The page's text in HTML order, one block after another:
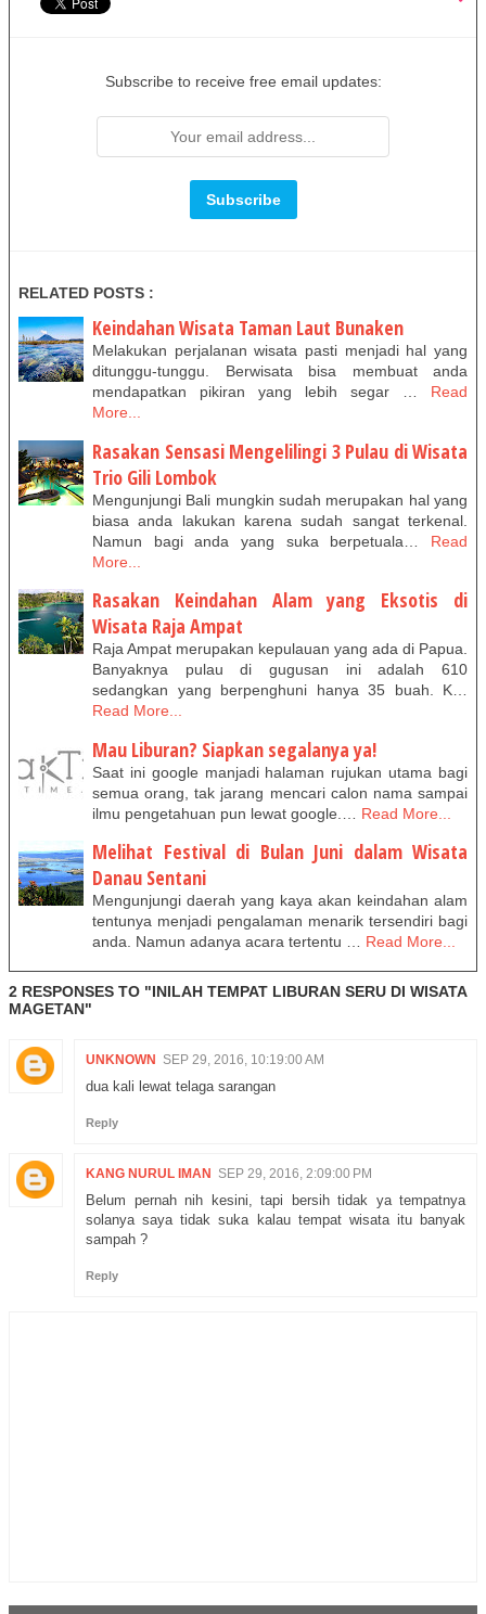
Subscribe to receive free email updates:
RELATED POSTS :
Keindahan Wisata Taman Laut Bunaken
Melakukan perjalanan wisata pasti menjadi hal yang
ditunggu-tunggu. Berwisata bisa membuat anda
mendapatkan pikiran yang lebih segar …
Read
More...
Rasakan Sensasi Mengelilingi 3 Pulau di Wisata
Trio Gili Lombok
Mengunjungi Bali mungkin sudah merupakan hal yang
biasa anda lakukan karena sudah sangat terkenal.
Namun bagi anda yang suka berpetuala…
Read
More...
Rasakan Keindahan Alam yang Eksotis di
Wisata Raja Ampat
Raja Ampat merupakan kepulauan yang ada di Papua.
Banyaknya pulau di gugusan ini adalah 610
sedangkan yang berpenghuni hanya 35 buah. K…
Read More...
Mau Liburan? Siapkan segalanya ya!
Saat ini google manjadi halaman rujukan utama bagi
semua orang, tak jarang mencari calon nama sampai
ilmu pengetahuan pun lewat google.…
Read More...
Melihat Festival di Bulan Juni dalam Wisata
Danau Sentani
Mengunjungi daerah yang kaya akan keindahan alam
tentunya menjadi pengalaman menarik tersendiri bagi
anda. Namun adanya acara tertentu …
Read More...
2 RESPONSES TO "INILAH TEMPAT LIBURAN SERU DI WISATA
MAGETAN"
UNKNOWN SEP 29, 2016, 10:19:00 AM
dua kali lewat telaga sarangan
Reply
KANG NURUL IMAN SEP 29, 2016, 2:09:00 PM
Belum pernah nih kesini, tapi bersih tidak ya tempatnya
solanya saya tidak suka kalau tempat wisata itu banyak
sampah ?
Reply